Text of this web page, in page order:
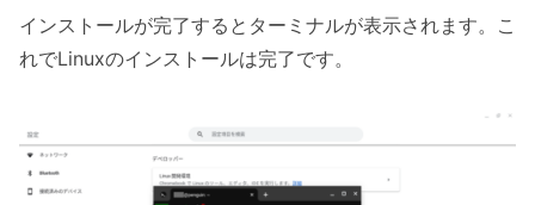
インストールが完了するとターミナルが表示されます。こ
れでLinuxのインストールは完了です。